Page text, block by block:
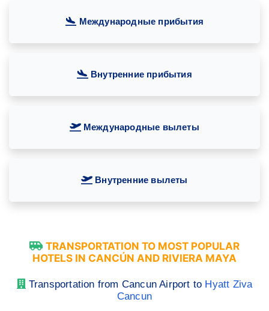
Международные прибытия
Внутренние прибытия
Международные вылеты
Внутренние вылеты
TRANSPORTATION TO MOST POPULAR
HOTELS IN CANCÚN AND RIVIERA MAYA
Transportation from Cancun Airport to Hyatt Ziva
Cancun